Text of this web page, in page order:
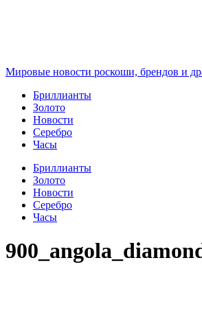
Мировые новости роскоши, брендов и
Бриллианты
Золото
Новости
Серебро
Часы
Бриллианты
Золото
Новости
Серебро
Часы